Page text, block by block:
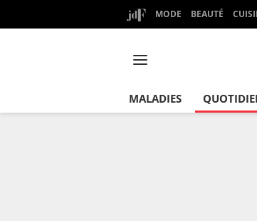
MODE BEAUTÉ
MALADIES